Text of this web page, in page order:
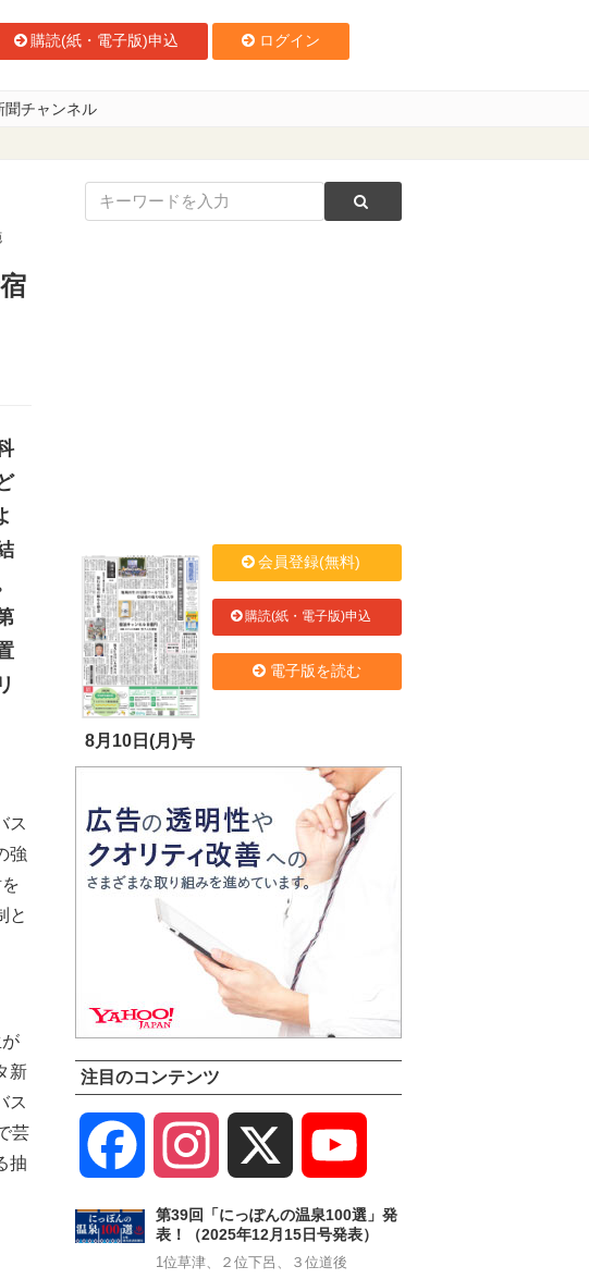
購読(紙・電子版)申込 ログイン
聞チャンネル
ス
強
と
新
ス
芸
抽
8月10日(月)号
会員登録(無料)
購読(紙・電子版)申込
電子版を読む
注目のコンテンツ
Facebook Instagram
Channel
第39回「にっぽんの温泉100選」発
表！（2025年12月15日号発表）
1位草津、２位下呂、３位道後